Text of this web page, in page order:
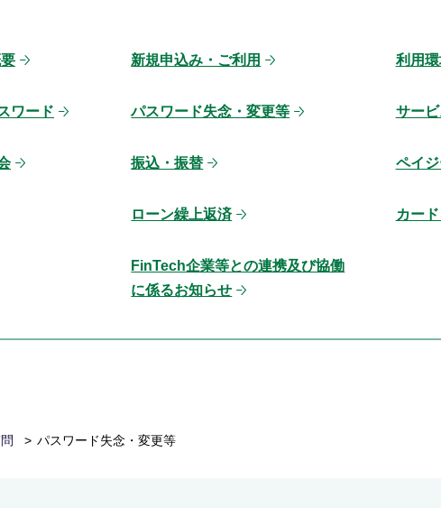
新規申込み・ご利用 利用
ワード パスワード失念・変更等 サー
振込・振替 ペイ
ローン繰上返済 カー
FinTech企業等との連携及び協働
に係るお知らせ
パスワード失念・変更等